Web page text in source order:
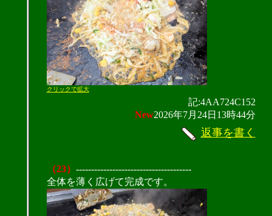
クリックで拡大
記:4AA724C152
New2026年7月24日13時44分
返事を書く
（23） --------------------------------------
全体を薄く広げて完成です。